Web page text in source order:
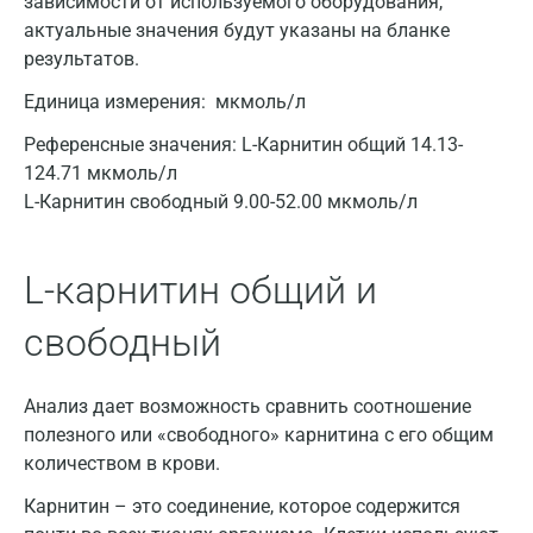
актуальные значения будут указаны на бланке
результатов.
Единица измерения: мкмоль/л
Референсные значения: L-Карнитин общий 14.13-
124.71 мкмоль/л
L-Карнитин свободный 9.00-52.00 мкмоль/л
L-карнитин общий и
свободный
Анализ дает возможность сравнить соотношение
полезного или «свободного» карнитина с его общим
количеством в крови.
Карнитин – это соединение, которое содержится
Санкт-Петербург
Нижний Новгород
Альметьевск